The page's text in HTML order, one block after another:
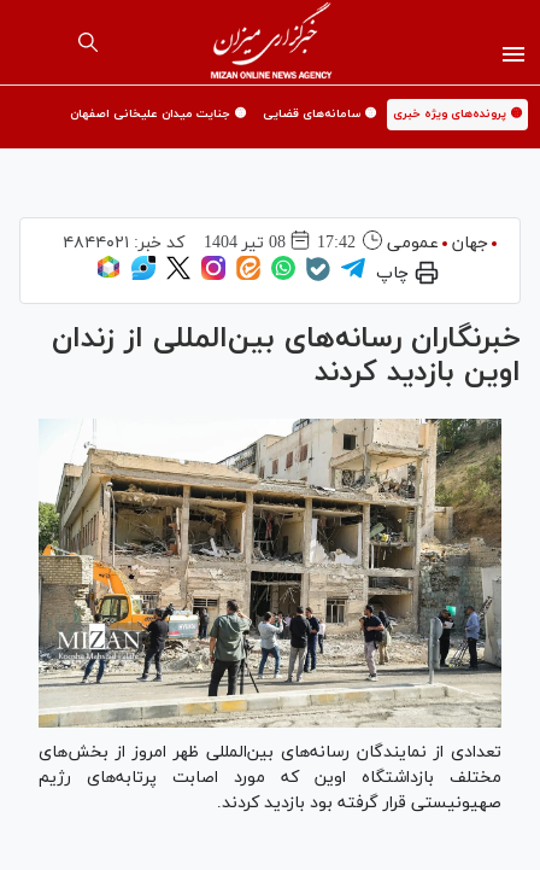
🟡 پرونده‌های ویژه خبری 🟡 سامانه‌های قضایی 🟡 جنایت میدان علیخانی اصفهان
جهان عمومی 17:42 08 تير 1404 کد خبر: ۴۸۴۴۰۲۱
چاپ
خبرنگاران رسانه‌های بین‌المللی از زندان
اوین بازدید کردند
تعدادی از نمایندگان رسانه‌های بین‌المللی ظهر امروز از بخش‌های
مختلف بازداشتگاه اوین که مورد اصابت پرتابه‌های رژیم
صهیونیستی قرار گرفته بود بازدید کردند.